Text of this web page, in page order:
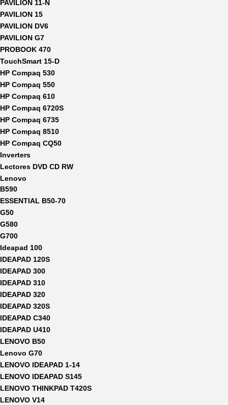
PAVILION 11-N
PAVILION 15
PAVILION DV6
PAVILION G7
PROBOOK 470
TouchSmart 15-D
HP Compaq 530
HP Compaq 550
HP Compaq 610
HP Compaq 6720S
HP Compaq 6735
HP Compaq 8510
HP Compaq CQ50
Inverters
Lectores DVD CD RW
Lenovo
B590
ESSENTIAL B50-70
G50
G580
G700
Ideapad 100
IDEAPAD 120S
IDEAPAD 300
IDEAPAD 310
IDEAPAD 320
IDEAPAD 320S
IDEAPAD C340
IDEAPAD U410
LENOVO B50
Lenovo G70
LENOVO IDEAPAD 1-14
LENOVO IDEAPAD S145
LENOVO THINKPAD T420S
LENOVO V14